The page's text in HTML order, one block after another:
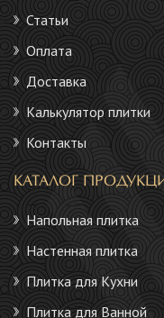
Статьи
Оплата
Доставка
Калькулятор плитки
Контакты
КАТАЛОГ
Напольная плитка
Настенная плитка
Плитка для Кухни
Плитка для Ванной